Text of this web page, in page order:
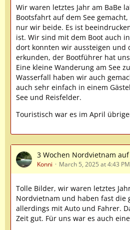
Wir waren letztes Jahr am BaBe
Bootsfahrt auf dem See
nur wir beide. Es ist
ist. Wir sind mit dem Boot auch
dort konnten wir aussteigen und
erkunden, der Bootführer hat
Eine kleine Wanderung am See
Wasserfall haben wir auch
auch sehr einfach in einem
See und Reisfelder.
Touristisch war es im April
3 Wochen Nordvietnam
Konni March 5, 2025 at 4:43 PM
Tolle Bilder, wir waren letztes
Nordvietnam und haben fast die
allerdings mit Auto und Fahrer.
Zeit gut. Für uns war es auch